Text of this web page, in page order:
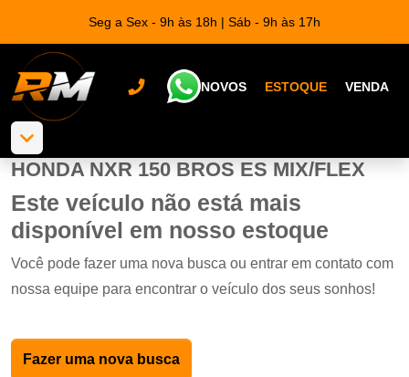
Seg a Sex - 9h às 18h | Sáb - 9h às 17h
NOVOS ESTOQUE VENDA
HONDA NXR 150 BROS ES MIX/FLEX
Este veículo não está mais
disponível em nosso estoque
Você pode fazer uma nova busca ou entrar em contato com
nossa equipe para encontrar o veículo dos seus sonhos!
Fazer uma nova busca